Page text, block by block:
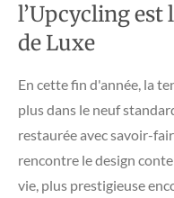
l’Upcycling
de Luxe
​En cette fin d'année, la
plus dans le neuf
restaurée avec savoir-
rencontre le design
vie, plus prestigieuse